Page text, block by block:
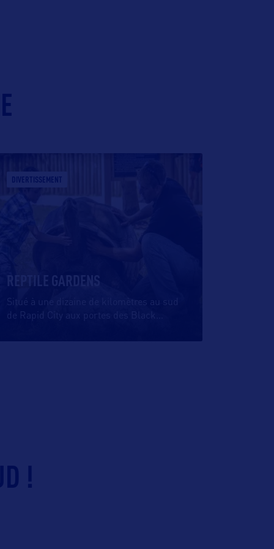
DIVERTISSEMENT
REPTILE GARDENS
Situé à une dizaine de kilomètres au sud
de Rapid City aux portes des Black
!